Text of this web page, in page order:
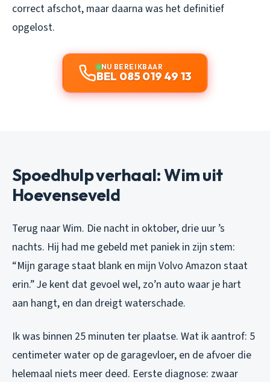
correct afschot, maar daarna was het definitief
opgelost.
NU BEREIKBAAR
BEL 085 019 49 13
Spoedhulp verhaal: Wim uit
Hoevenseveld
Terug naar Wim. Die nacht in oktober, drie uur ’s
nachts. Hij had me gebeld met paniek in zijn stem:
“Mijn garage staat blank en mijn Volvo Amazon staat
erin.” Je kent dat gevoel wel, zo’n auto waar je hart
aan hangt, en dan dreigt waterschade.
Ik was binnen 25 minuten ter plaatse. Wat ik aantrof: 5
centimeter water op de garagevloer, en de afvoer die
helemaal niets meer deed. Eerste diagnose: zwaar